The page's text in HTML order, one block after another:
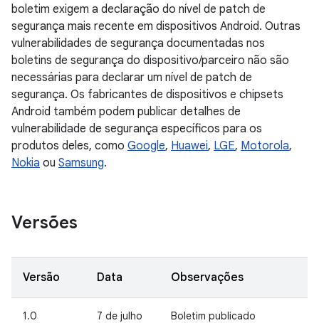
boletim exigem a declaração do nível de patch de
segurança mais recente em dispositivos Android. Outras
vulnerabilidades de segurança documentadas nos
boletins de segurança do dispositivo/parceiro não são
necessárias para declarar um nível de patch de
segurança. Os fabricantes de dispositivos e chipsets
Android também podem publicar detalhes de
vulnerabilidade de segurança específicos para os
produtos deles, como Google, Huawei, LGE, Motorola,
Nokia ou Samsung.
Versões
Versão Data Observações
1.0
7 de julho
Boletim publicado